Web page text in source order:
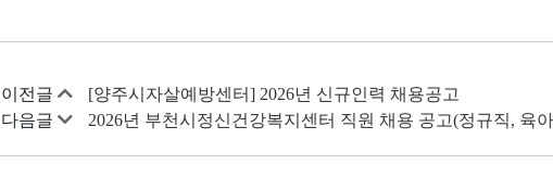
이전글
[양주시자살예방센터] 2026년 신규인력 채용공고
다음글
2026년 부천시정신건강복지센터 직원 채용 공고(정규직, 육